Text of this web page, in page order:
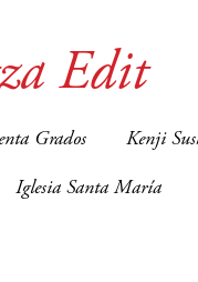
Edit
Grados Kenji
Iglesia Santa María